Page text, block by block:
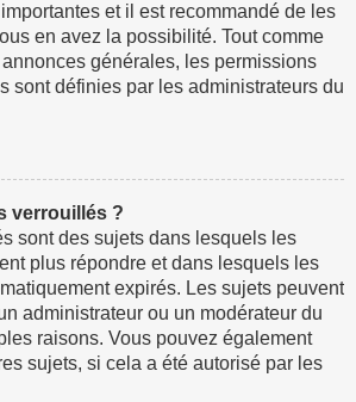
et il est recommandé de les
en avez la possibilité. Tout comme
générales, les permissions
sont définies par les administrateurs du
verrouillés ?
sont des sujets dans lesquels les
plus répondre et dans lesquels les
expirés. Les sujets peuvent
administrateur ou un modérateur du
raisons. Vous pouvez également
sujets, si cela a été autorisé par les